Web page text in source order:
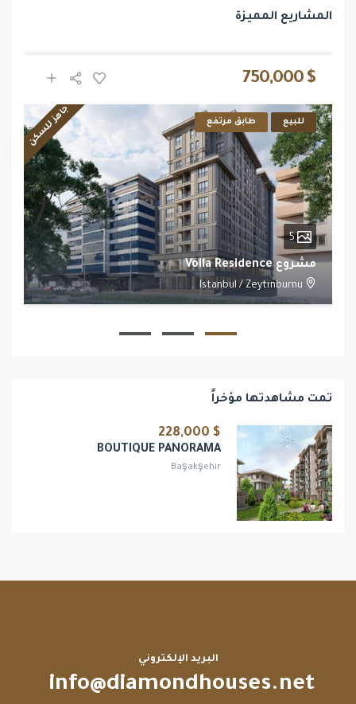
المشاريع المميزة
$ 750,000
للبيع طابق مرتفع جاهز للسكن
5
مشروع Voila Residence
Istanbul / Zeytınburnu
تمت مشاهدتها مؤخراً
$ 228,000
BOUTIQUE PANORAMA
Başakşehir
البريد الإلكتروني
info@diamondhouses.net